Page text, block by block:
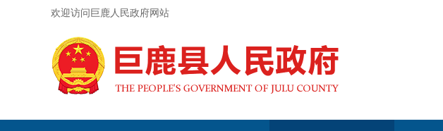
欢迎访问巨鹿人民政府网站